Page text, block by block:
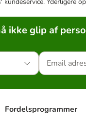
ikke glip af
Fordelsprogrammer